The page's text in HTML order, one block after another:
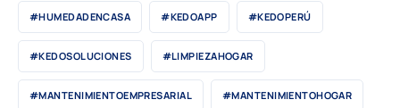
#HUMEDADENCASA #KEDOAPP #KEDOPERÚ
#KEDOSOLUCIONES #LIMPIEZAHOGAR
#MANTENIMIENTOEMPRESARIAL #MANTENIMIENTOHOGAR